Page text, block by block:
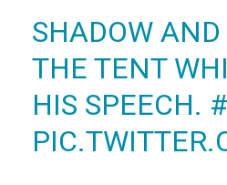
SHADOW
THE TENT
HIS SPEECH.